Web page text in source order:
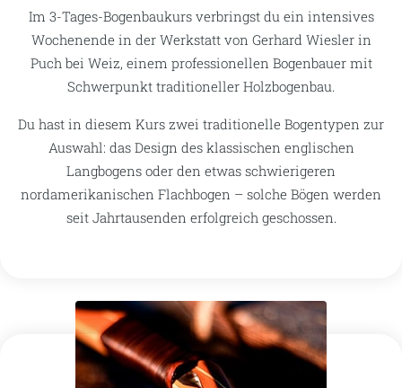
Im 3-Tages-Bogenbaukurs verbringst du ein intensives
Wochenende in der Werkstatt von Gerhard Wiesler in
Puch bei Weiz, einem professionellen Bogenbauer mit
Schwerpunkt traditioneller Holzbogenbau.
Du hast in diesem Kurs zwei traditionelle Bogentypen zur
Auswahl: das Design des klassischen englischen
Langbogens oder den etwas schwierigeren
nordamerikanischen Flachbogen – solche Bögen werden
seit Jahrtausenden erfolgreich geschossen.